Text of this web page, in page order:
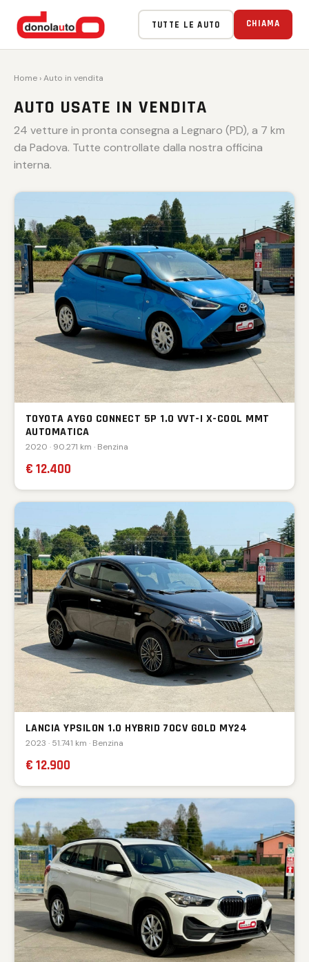
TUTTE LE AUTO CHIAMA
Home › Auto in vendita
AUTO USATE IN VENDITA
24 vetture in pronta consegna a Legnaro (PD), a 7 km
da Padova. Tutte controllate dalla nostra officina
interna.
TOYOTA AYGO CONNECT 5P 1.0 VVT-I X-COOL MMT
AUTOMATICA
2020 · 90.271 km · Benzina
€ 12.400
LANCIA YPSILON 1.0 HYBRID 70CV GOLD MY24
2023 · 51.741 km · Benzina
€ 12.900
VENDUTA 🏁
VENDUTA 🏁
VENDUTA 🏁
VENDUTA 🏁
VENDUTA 🏁